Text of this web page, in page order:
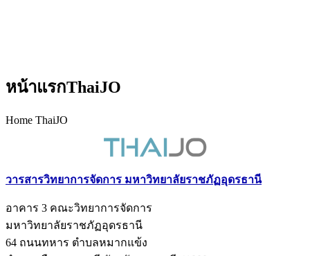
หน้าแรกThaiJO
Home ThaiJO
วารสารวิทยาการจัดการ มหาวิทยาลัยราชภัฏอุดรธานี
อาคาร 3 คณะวิทยาการจัดการ
มหาวิทยาลัยราชภัฏอุดรธานี
64 ถนนทหาร ตำบลหมากแข้ง